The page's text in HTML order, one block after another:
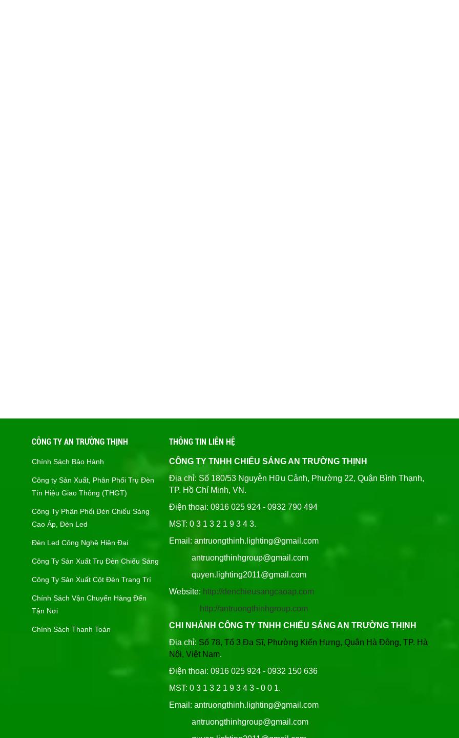
CÔNG TY AN TRƯỜNG THỊNH
Chính Sách Bảo Hành
Công ty Sản Xuất, Phân Phối Trụ Đèn
Tín Hiệu Giao Thông (THGT)
Công Ty Phân Phối Đèn Chiếu Sáng
Cao Áp, Đèn Led
Đèn Led Công Nghệ Hiện Đại
Công Ty Sản Xuất Trụ Đèn Chiếu Sáng
Công Ty Sản Xuất Cột Đèn Trang Trí
Chính Sách Vận Chuyển Hàng Đến
Tận Nơi
Chính Sách Thanh Toán
THÔNG TIN LIÊN HỆ
CÔNG TY TNHH CHIẾU SÁNG AN TRƯỜNG THỊNH
Địa chỉ: Số 180/53 Nguyễn Hữu Cảnh, Phường 22, Quận Bình Thạnh,
TP. Hồ Chí Minh, VN.
Điện thoại: 0916 025 924 - 0932 790 494
MST: 0 3 1 3 2 1 9 3 4 3.
Email: antruongthinh.lighting@gmail.com
antruongthinhgroup@gmail.com
quyen.lighting2011@gmail.com
Website: http://denchieusangcaoap.com
http://antruongthinhgroup.com
CHI NHÁNH CÔNG TY TNHH CHIẾU SÁNG AN TRƯỜNG THỊNH
Địa chỉ: Số 78, Tổ 3 Đa Sĩ, Phường Kiến Hưng, Quận Hà Đông, TP. Hà
Nội, Việt Nam.
Điện thoại: 0916 025 924 - 0932 150 636
MST: 0 3 1 3 2 1 9 3 4 3 - 0 0 1.
Email: antruongthinh.lighting@gmail.com
antruongthinhgroup@gmail.com